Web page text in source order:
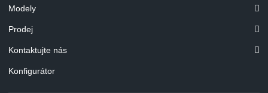
Modely
Prodej
Kontaktujte nás
Konfigurátor